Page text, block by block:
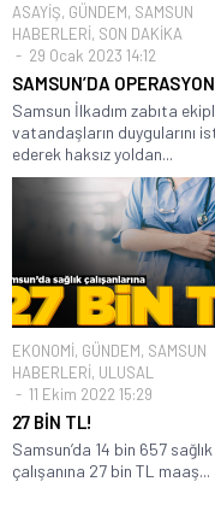
ASAYİŞ, GÜNDEM, SAMSUN
HABERLERİ, SON DAKİKA
29 Ocak 2023 14:12
SAMSUN’DA
Samsun İlkadım zabıta
vatandaşların duygularını
ederek haksız yoldan...
EKONOMİ, GÜNDEM, SAMSUN
HABERLERİ, ULUSAL
11 Ekim 2022 15:29
27 BİN TL!
Samsun’da 14 bin 657 sağlık
çalışanına 27 bin TL maaş...